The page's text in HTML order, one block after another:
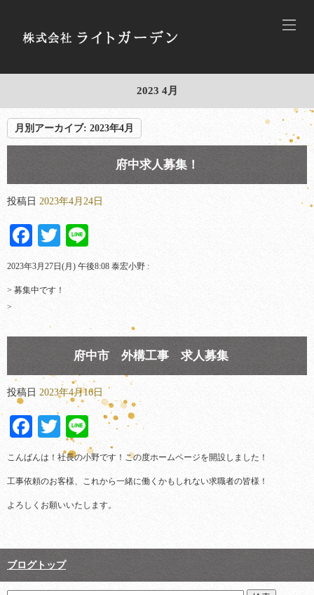
2023 4月
月別アーカイブ: 2023年4月
府中求人募集！
投稿日 2023年4月24日
Facebook
Twitter
2023年3月27日(月) 午後8:08 泰宏小野 :
> 募集中です！
>
府中市 外構工事 求人募集
投稿日 2023年4月16日
Facebook
Twitter
Line
こんばんは！社長の小野です！この度ホームページを開設しました！
工事依頼のお客様、これから一緒に働くかもしれない求職者の皆様！
よろしくお願いいたします。
ブログトップ